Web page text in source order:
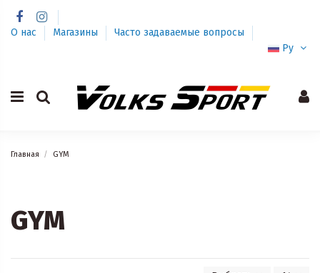
О нас Магазины
Часто задаваемые вопросы
Ру
Главная GYM
GYM